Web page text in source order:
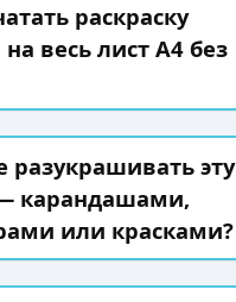
раскраску
весь лист А4 без
эту
карандашами,
или красками?